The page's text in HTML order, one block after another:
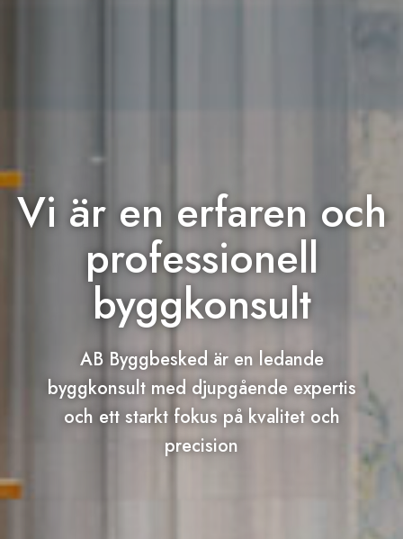
Vi är en erfaren och
professionell
byggkonsult
AB Byggbesked är en ledande
byggkonsult med djupgående expertis
och ett starkt fokus på kvalitet och
precision